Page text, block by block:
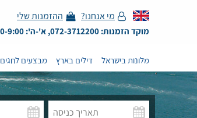
מי אנחנו? ההזמנות שלי
מוקד הזמנות: 072-3712200, א'-ה': 19:00-9:00, שישי: 13:00-9:00
מלונות בישראל דילים בארץ מבצעים לחגים